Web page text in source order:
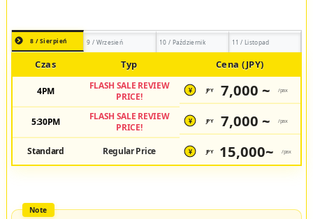
8 / Sierpień 9 / Wrzesień 10 / Październik 11 / Listopad
Czas Typ Cena (JPY)
4PM
FLASH SALE REVIEW
PRICE!
¥ JPY 7,000 ~ /pax
5:30PM
FLASH SALE REVIEW
PRICE!
¥ JPY 7,000 ~ /pax
Standard Regular Price ¥ JPY 15,000~ /pax